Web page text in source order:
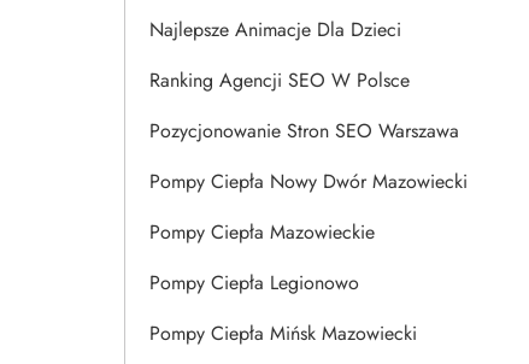
Najlepsze Animacje Dla Dzieci
Ranking Agencji SEO W Polsce
Pozycjonowanie Stron SEO Warszawa
Pompy Ciepła Nowy Dwór Mazowiecki
Pompy Ciepła Mazowieckie
Pompy Ciepła Legionowo
Pompy Ciepła Mińsk Mazowiecki